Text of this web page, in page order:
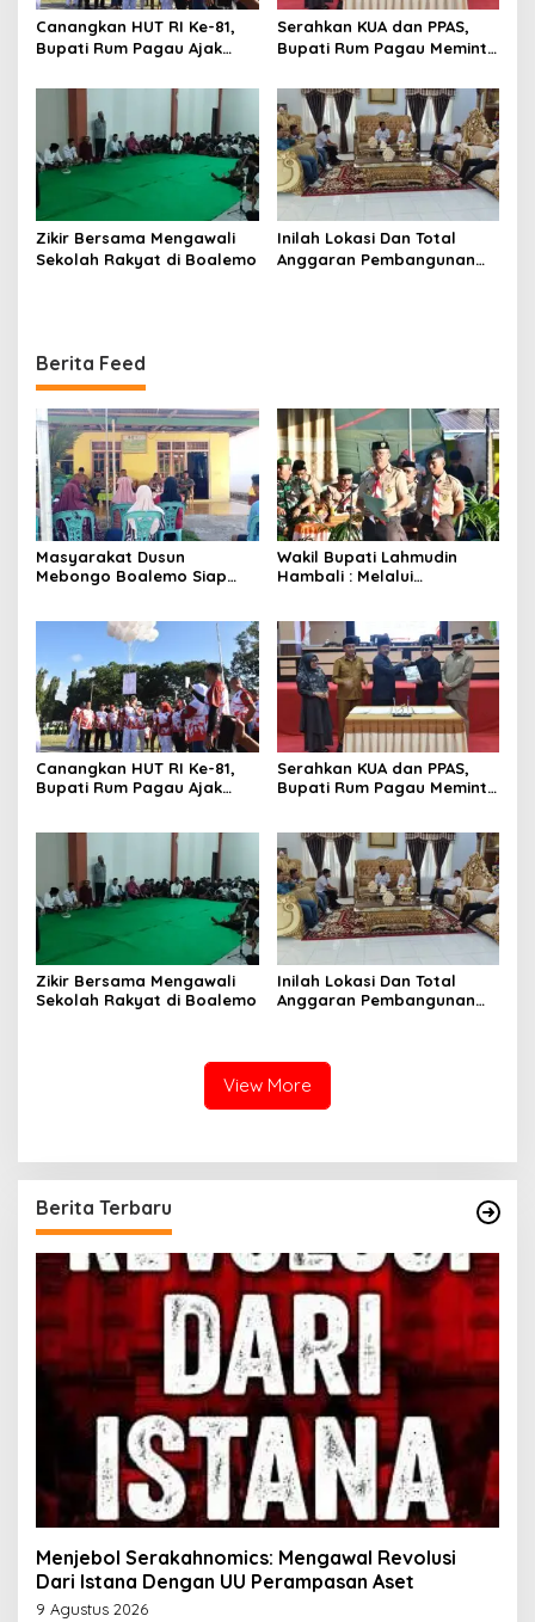
Canangkan HUT RI Ke-81,
Bupati Rum Pagau Ajak
Serahkan KUA dan PPAS,
Bupati Rum Pagau Meminta
Zikir Bersama Mengawali
Sekolah Rakyat di Boalemo
Inilah Lokasi Dan Total
Anggaran Pembangunan
Berita Feed
Masyarakat Dusun
Mebongo Boalemo Siap
Wakil Bupati Lahmudin
Hambali : Melalui
Pramuka
Canangkan HUT RI Ke-81,
Bupati Rum Pagau Ajak
Serahkan KUA dan PPAS,
Bupati Rum Pagau Meminta
Zikir Bersama Mengawali
Sekolah Rakyat di Boalemo
Inilah Lokasi Dan Total
Anggaran Pembangunan
View More
Berita Terbaru
Menjebol Serakahnomics: Mengawal Revolusi
Dari Istana Dengan UU Perampasan Aset
9 Agustus 2026